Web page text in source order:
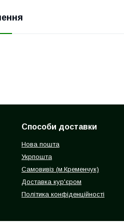
Способи доставки
Нова пошта
Укрпошта
Самовивіз (м.Кременчук)
Доставка кур'єром
Політика конфіденційності